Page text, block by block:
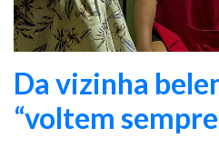
Da vizinha
“voltem